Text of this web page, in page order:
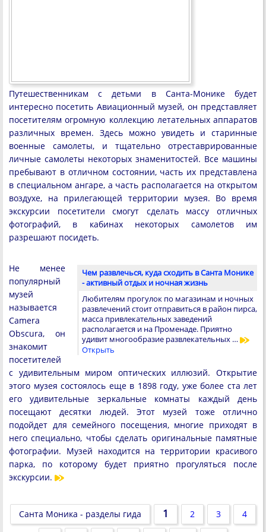
Путешественникам с детьми в Санта-Монике будет
интересно посетить Авиационный музей, он представляет
посетителям огромную коллекцию летательных аппаратов
различных времен. Здесь можно увидеть и старинные
военные самолеты, и тщательно отреставрированные
личные самолеты некоторых знаменитостей. Все машины
пребывают в отличном состоянии, часть их представлена
в специальном ангаре, а часть располагается на открытом
воздухе, на прилегающей территории музея. Во время
экскурсии посетители смогут сделать массу отличных
фотографий, в кабинах некоторых самолетов им
разрешают посидеть.
Чем развлечься, куда сходить в Санта Монике
- активный отдых и ночная жизнь
Любителям прогулок по магазинам и ночных
развлечений стоит отправиться в район пирса,
масса привлекательных заведений
располагается и на Променаде. Приятно
удивит многообразие развлекательных …
Открыть
Не менее
популярный
музей
называется
Camera
Obscura, он
знакомит
посетителей
с удивительным миром оптических иллюзий. Открытие
этого музея состоялось еще в 1898 году, уже более ста лет
его удивительные зеркальные комнаты каждый день
посещают десятки людей. Этот музей тоже отлично
подойдет для семейного посещения, многие приходят в
него специально, чтобы сделать оригинальные памятные
фотографии. Музей находится на территории красивого
парка, по которому будет приятно прогуляться после
экскурсии.
Санта Моника - разделы гида 1 2 3 4